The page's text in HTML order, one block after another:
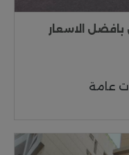
الاسعار
عامة